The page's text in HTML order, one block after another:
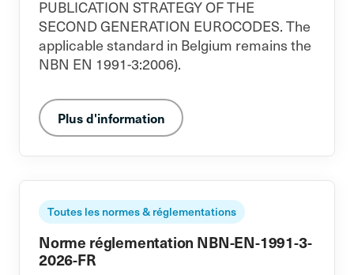
PUBLICATION STRATEGY OF THE
SECOND GENERATION EUROCODES. The
applicable standard in Belgium remains the
NBN EN 1991-3:2006).
Plus d'information
Toutes les normes & réglementations
Norme réglementation NBN-EN-1991-3-
2026-FR